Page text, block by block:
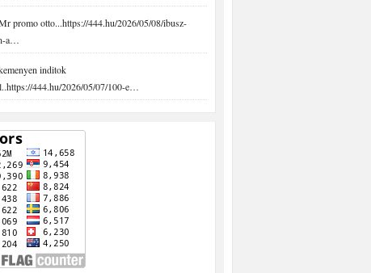
promo otto...https://444.hu/2026/05/08/ibusz-
a…
inditok
444.hu/2026/05/07/100-e…